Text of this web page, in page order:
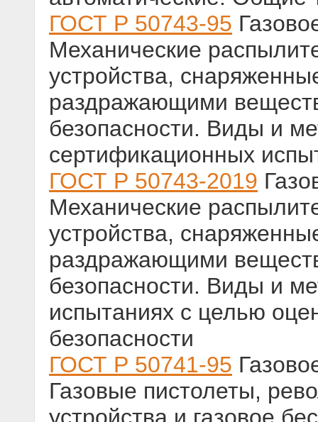
ГОСТ Р 50743-95
Механические
устройства,
раздражающими
безопасности. Виды и
сертификационных
ГОСТ Р 50743-2019
Механические
устройства,
раздражающими
безопасности. Виды и
испытаниях с целью
безопасности
ГОСТ Р 50741-95
Газовые пистолеты,